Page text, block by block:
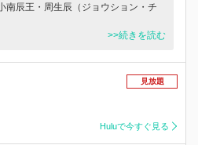
南辰王・周生辰（ジョウション・チ
>>続きを読む
見放題
Huluで今すぐ見る